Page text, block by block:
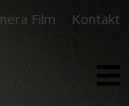
Film Kontakt